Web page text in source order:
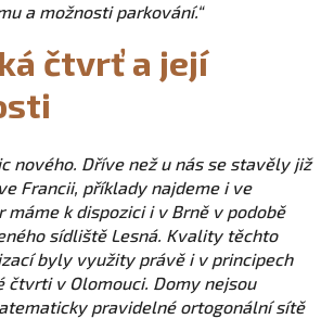
a možnosti parkování.“
čtvrť a její
nového. Dříve než u nás se stavěly již
Francii, příklady najdeme i ve
máme k dispozici i v Brně v podobě
sídliště Lesná. Kvality těchto
byly využity právě i v principech
čtvrti v Olomouci. Domy nejsou
pravidelné ortogonální sítě